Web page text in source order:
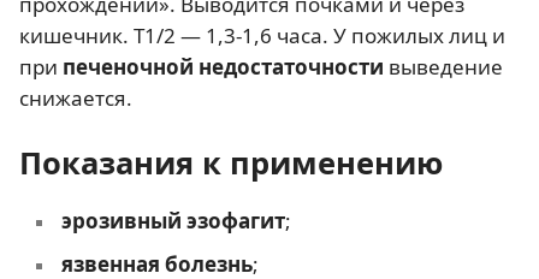
кишечник. T1/2 — 1,3-1,6 часа. У пожилых лиц и
при печеночной недостаточности выведение
снижается.
Показания к применению
эрозивный эзофагит;
язвенная болезнь;